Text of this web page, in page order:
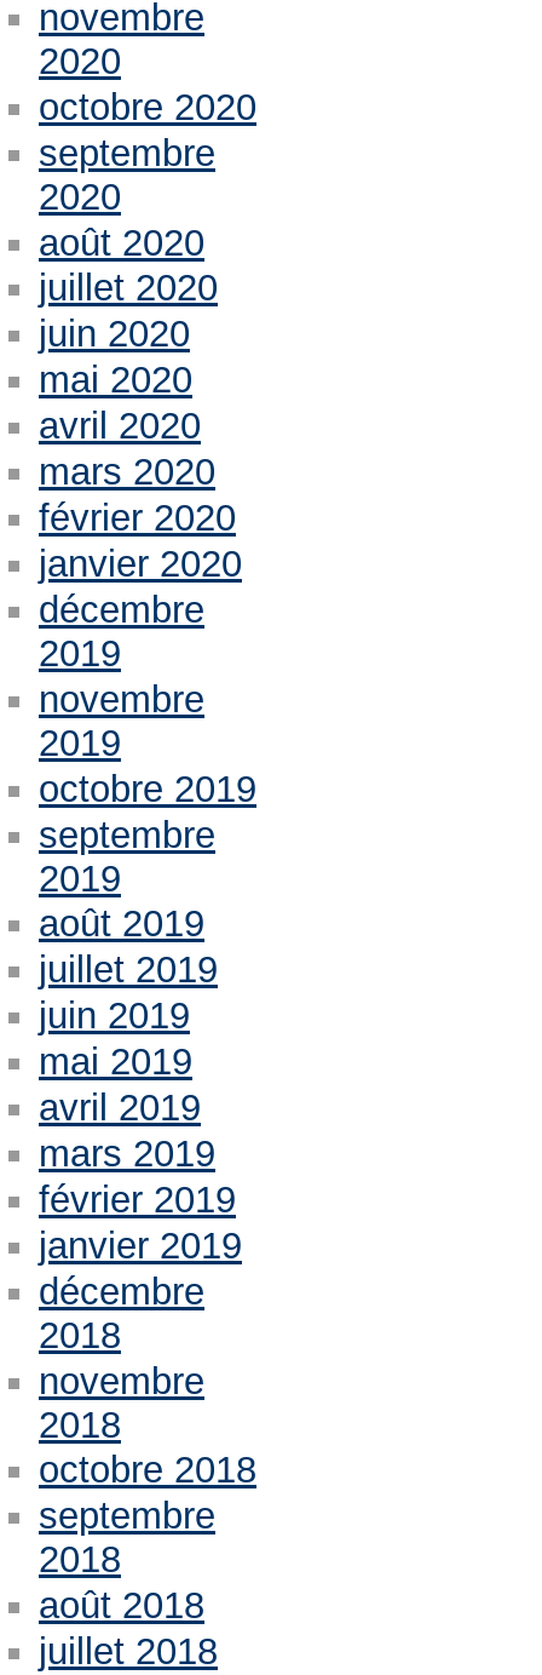
novembre
2020
octobre 2020
septembre
2020
août 2020
juillet 2020
juin 2020
mai 2020
avril 2020
mars 2020
février 2020
janvier 2020
décembre
2019
novembre
2019
octobre 2019
septembre
2019
août 2019
juillet 2019
juin 2019
mai 2019
avril 2019
mars 2019
février 2019
janvier 2019
décembre
2018
novembre
2018
octobre 2018
septembre
2018
août 2018
juillet 2018